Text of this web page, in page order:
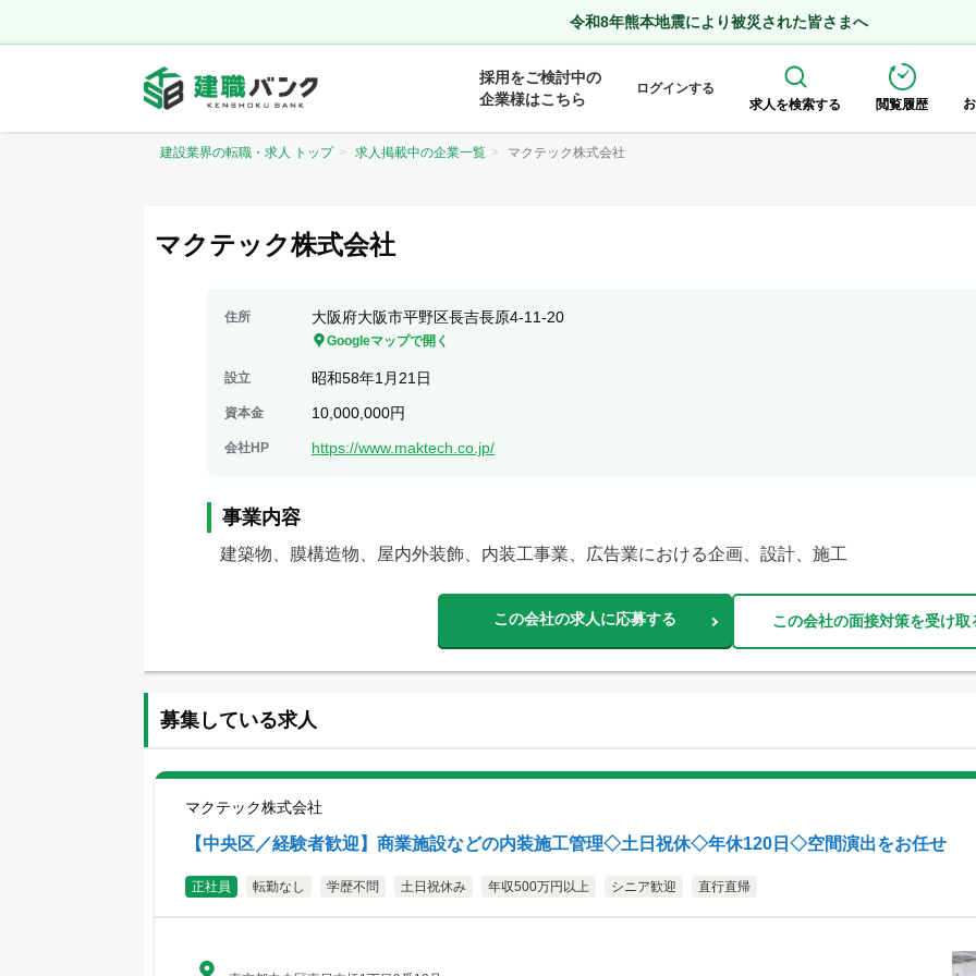
令和8年熊本地震により被災された皆さまへ
採用をご検討中の
企業様はこちら
ログインする
求人を検索する
閲覧履歴
建設業界の転職・求人 トップ 求人掲載中の企業一覧 マクテック株式会社
マクテック株式会社
住所 大阪府大阪市平野区長吉長原4-11-20
Googleマップで開く
設立 昭和58年1月21日
資本金 10,000,000円
会社HP https://www.maktech.co.jp/
事業内容
建築物、膜構造物、屋内外装飾、内装工事業、広告業における企画、設計、施工
この会社の求人に応募する この会社の面接対策を受け取
募集している求人
マクテック株式会社
【中央区／経験者歓迎】商業施設などの内装施工管理◇土日祝休◇年休120日◇空間演出をお任せ
正社員 転勤なし 学歴不問 土日祝休み 年収500万円以上 シニア歓迎 直行直帰